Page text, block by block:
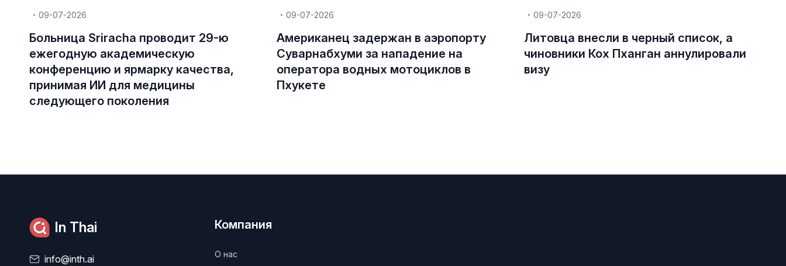
09-07-2026
Больница Sriracha проводит 29-ю
ежегодную академическую
конференцию и ярмарку качества,
принимая ИИ для медицины
следующего поколения
09-07-2026
Американец задержан в аэропорту
Суварнабхуми за нападение на
оператора водных мотоциклов в
Пхукете
09-07-2026
Литовца внесли в черный список, а
чиновники Кох Пханган аннулировали
визу
In Thai
info@inth.ai
Компания
О нас